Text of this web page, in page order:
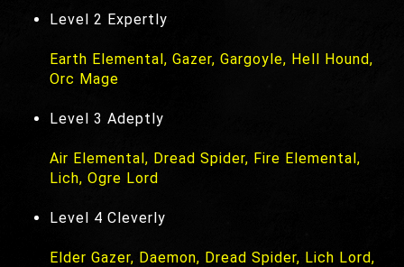
Level 2 Expertly
Earth Elemental, Gazer, Gargoyle, Hell Hound,
Orc Mage
Level 3 Adeptly
Air Elemental, Dread Spider, Fire Elemental,
Lich, Ogre Lord
Level 4 Cleverly
Elder Gazer, Daemon, Dread Spider, Lich Lord,